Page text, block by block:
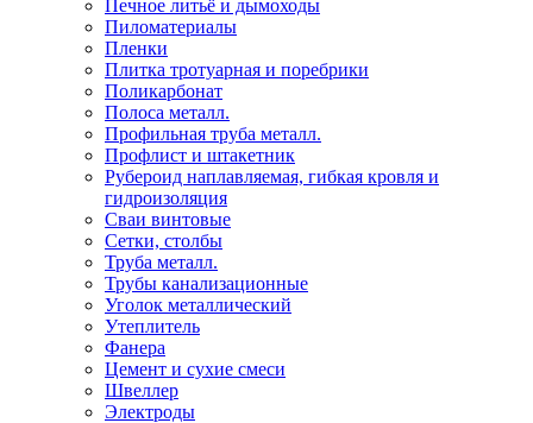
Печное литьё и дымоходы
Пиломатериалы
Пленки
Плитка тротуарная и поребрики
Поликарбонат
Полоса металл.
Профильная труба металл.
Профлист и штакетник
Рубероид наплавляемая, гибкая кровля и
гидроизоляция
Сваи винтовые
Сетки, столбы
Труба металл.
Трубы канализационные
Уголок металлический
Утеплитель
Фанера
Цемент и сухие смеси
Швеллер
Электроды